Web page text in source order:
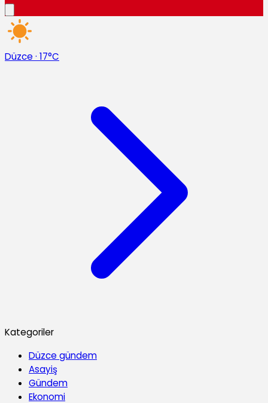
Düzce · 17°C
Kategoriler
Düzce gündem
Asayiş
Gündem
Ekonomi